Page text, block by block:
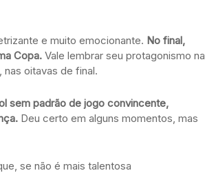
e muito emocionante. No final,
Copa. Vale lembrar seu protagonismo na
nas oitavas de final.
sem padrão de jogo convincente,
Deu certo em alguns momentos, mas
se não é mais talentosa